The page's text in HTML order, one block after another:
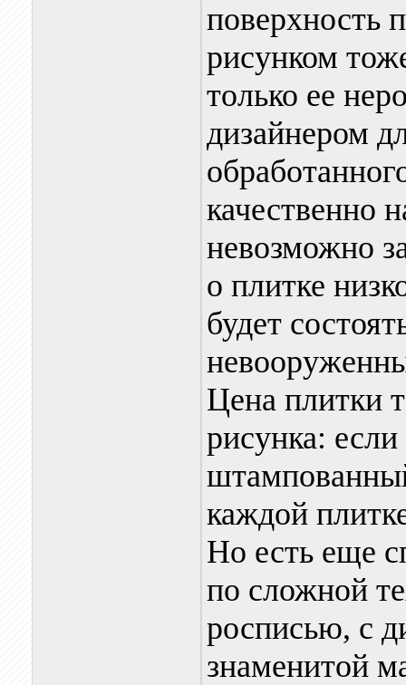
поверхность
рисунком
только ее
дизайнером
качественно
невозможно
о плитке
будет
Цена плитки
рисунка:
каждой
Но есть еще
по сложной
росписью, с
знаменитой